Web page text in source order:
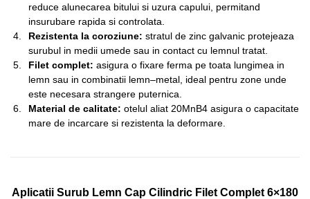
reduce alunecarea bitului si uzura capului, permitand
insurubare rapida si controlata.
Rezistenta la coroziune: stratul de zinc galvanic protejeaza
surubul in medii umede sau in contact cu lemnul tratat.
Filet complet: asigura o fixare ferma pe toata lungimea in
lemn sau in combinatii lemn–metal, ideal pentru zone unde
este necesara strangere puternica.
Material de calitate: otelul aliat 20MnB4 asigura o capacitate
mare de incarcare si rezistenta la deformare.
Aplicatii Surub Lemn Cap Cilindric Filet Complet 6×180